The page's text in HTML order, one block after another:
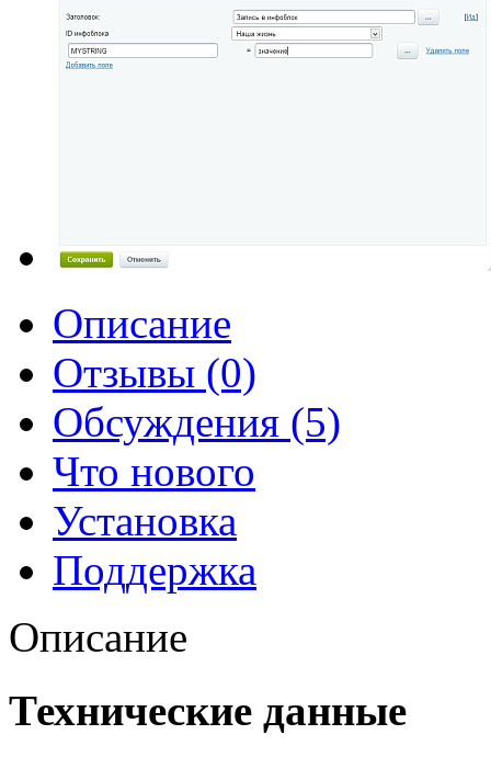
Описание
Отзывы (0)
Обсуждения (5)
Что нового
Установка
Поддержка
Описание
Технические данные